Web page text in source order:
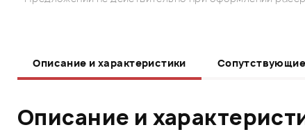
Описание и характеристики
Описание и